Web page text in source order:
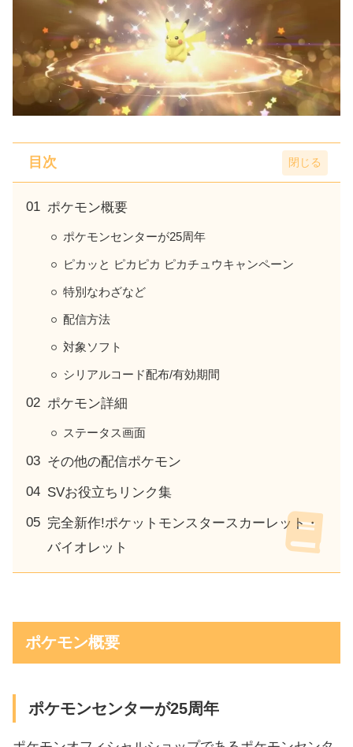
目次
ポケモン概要
ポケモンセンターが25周年
ピカッと ピカピカ ピカチュウキャンペーン
特別なわざなど
配信方法
対象ソフト
シリアルコード配布/有効期間
ポケモン詳細
ステータス画面
その他の配信ポケモン
SVお役立ちリンク集
完全新作!ポケットモンスタースカーレット・
バイオレット
ポケモン概要
ポケモンセンターが25周年